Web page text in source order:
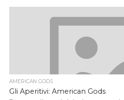
AMERICAN GODS
Gli Aperitivi: American Gods